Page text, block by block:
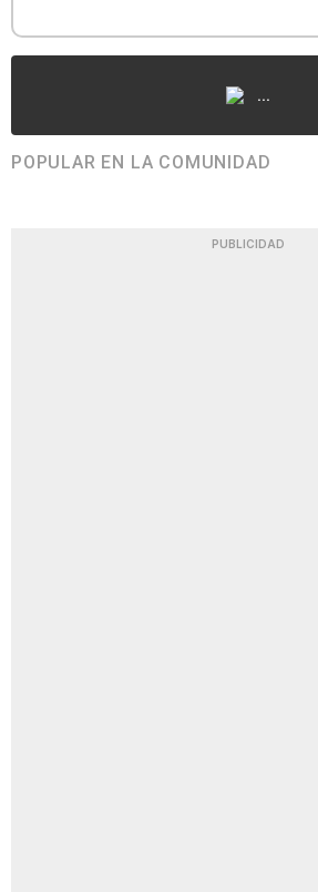
...
POPULAR EN LA COMUNIDAD
PUBLICIDAD